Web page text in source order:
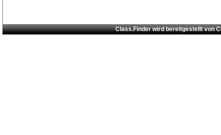
Class.Finder wird bereitgestellt von